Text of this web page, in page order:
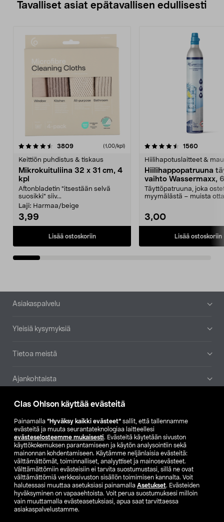
Clas Ohlson käyttää evästeitä
Painamalla ”Hyväksy kaikki evästeet” sallit, että tallennamme
evästeitä ja muuta seurantateknologiaa laitteellesi
evästeselosteemme mukaisesti. Evästeitä käytetään sivuston
käyttökokemuksen parantamiseen ja käytön analysointiin sekä
mainonnan kohdentamiseen. Käytämme neljänlaisia evästeitä:
välttämättömät, toiminnalliset, analyyttiset ja mainosevästeet.
Välttämättömiin evästeisiin ei tarvita suostumustasi, sillä ne ovat
välttämättömiä verkkosivuston sisällön toimimisen kannalta. Voit
halutessasi muuttaa asetuksiasi painamalla Asetukset. Evästeiden
hyväksyminen on vapaaehtoista. Voit perua suostumuksesi milloin
vain muuttamalla evästeasetuksiasi, apua saat tarvittaessa
asiakaspalvelustamme.
Tavalliset asiat epätavallisen edullisesti
3809arvostelut (1,00/kpl)
Keittiön puhdistus & tiskaus
Mikrokuituliina 32 x 31 cm, 4
kpl
Aftonbladetin "itsestään selvä
suosikki" siiv...
Laji: Harmaa/beige
3,99
Lisää ostoskoriin
4.5viidestä
1560
Hiilihapotuslaitteet &
Hiilihappopatruuna
vaihto Wassermaxx,
Täyttöpatruuna, joka
myymälästä – muista
3,00
Lisää ostoskoriin
4.5viidestä
Alatunniste
Asiakaspalvelu
Yleisiä kysymyksiä
Tietoa meistä
Ajankohtaista
Muut yrityksemme
Etsi myymälä
SE NO FI
FI SV